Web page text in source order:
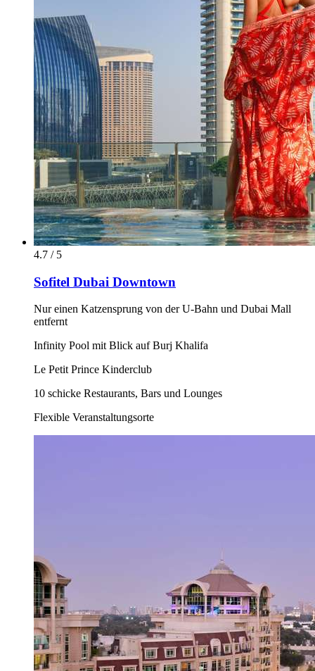
4.7 / 5
Sofitel Dubai Downtown
Nur einen Katzensprung von der U-Bahn und Dubai Mall
entfernt
Infinity Pool mit Blick auf Burj Khalifa
Le Petit Prince Kinderclub
10 schicke Restaurants, Bars und Lounges
Flexible Veranstaltungsorte